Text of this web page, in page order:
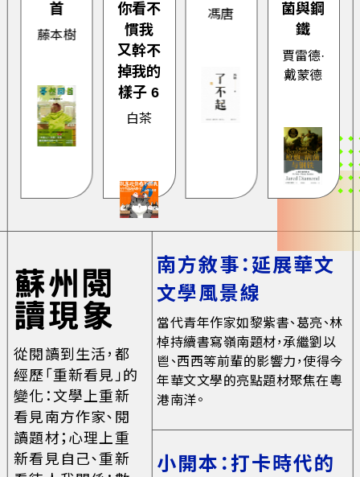
首
藤本樹
你看不
慣我
又幹不
掉我的
樣子 6
白茶
馮唐
菌與鋼
鐵
賈雷德·
戴蒙德
蘇州閱
讀現象
從閱讀到生活，都
經歷「重新看見」的
變化：文學上重新
看見南方作家、閱
讀題材；心理上重
新看見自己、重新
南方敘事：延展華文
文學風景線
當代青年作家如黎紫書、葛亮、林
棹持續書寫嶺南題材，承繼劉以
鬯、西西等前輩的影響力，使得今
年華文文學的亮點題材聚焦在粵
港南洋。
小開本：打卡時代的